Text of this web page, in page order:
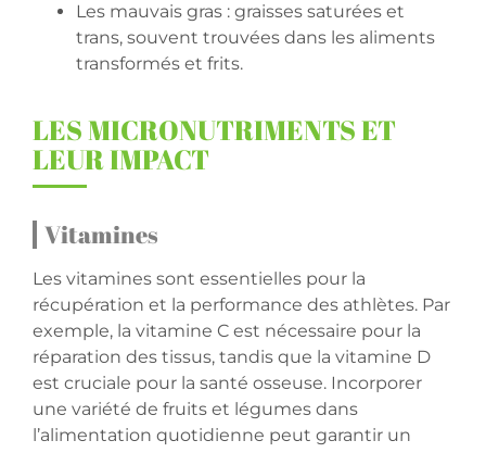
Les mauvais gras : graisses saturées et
trans, souvent trouvées dans les aliments
transformés et frits.
LES MICRONUTRIMENTS ET
LEUR IMPACT
Vitamines
Les vitamines sont essentielles pour la
récupération et la performance des athlètes. Par
exemple, la vitamine C est nécessaire pour la
réparation des tissus, tandis que la vitamine D
est cruciale pour la santé osseuse. Incorporer
une variété de fruits et légumes dans
l’alimentation quotidienne peut garantir un